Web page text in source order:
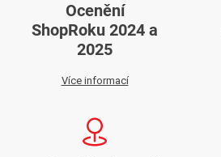
Ocenění
ShopRoku 2024 a
2025
Více informací